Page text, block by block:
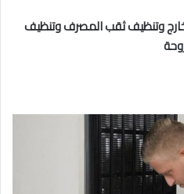
وتنظيف ثقب المصرف وتنظيف